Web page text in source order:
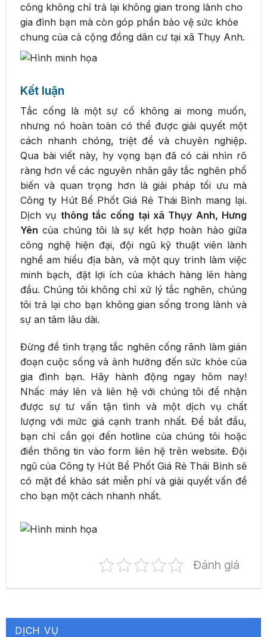
công không chỉ trả lại không gian trong lành cho
gia đình bạn mà còn góp phần bảo vệ sức khỏe
chung của cả cộng đồng dân cư tại xã Thụy Anh.
Kết luận
Tắc cống là một sự cố không ai mong muốn,
nhưng nó hoàn toàn có thể được giải quyết một
cách nhanh chóng, triệt để và chuyên nghiệp.
Qua bài viết này, hy vọng bạn đã có cái nhìn rõ
ràng hơn về các nguyên nhân gây tắc nghẽn phổ
biến và quan trọng hơn là giải pháp tối ưu mà
Công ty Hút Bể Phốt Giá Rẻ Thái Bình mang lại.
Dịch vụ thông tắc cống tại xã Thụy Anh, Hưng
Yên của chúng tôi là sự kết hợp hoàn hảo giữa
công nghệ hiện đại, đội ngũ kỹ thuật viên lành
nghề am hiểu địa bàn, và một quy trình làm việc
minh bạch, đặt lợi ích của khách hàng lên hàng
đầu. Chúng tôi không chỉ xử lý tắc nghẽn, chúng
tôi trả lại cho bạn không gian sống trong lành và
sự an tâm lâu dài.
Đừng để tình trạng tắc nghẽn cống rãnh làm gián
đoạn cuộc sống và ảnh hưởng đến sức khỏe của
gia đình bạn. Hãy hành động ngay hôm nay!
Nhấc máy lên và liên hệ với chúng tôi để nhận
được sự tư vấn tận tình và một dịch vụ chất
lượng với mức giá cạnh tranh nhất. Để bắt đầu,
bạn chỉ cần gọi đến hotline của chúng tôi hoặc
điền thông tin vào form liên hệ trên website. Đội
ngũ của Công ty Hút Bể Phốt Giá Rẻ Thái Bình sẽ
có mặt để khảo sát miễn phí và giải quyết vấn đề
cho bạn một cách nhanh nhất.
Đánh giá
DỊCH VỤ